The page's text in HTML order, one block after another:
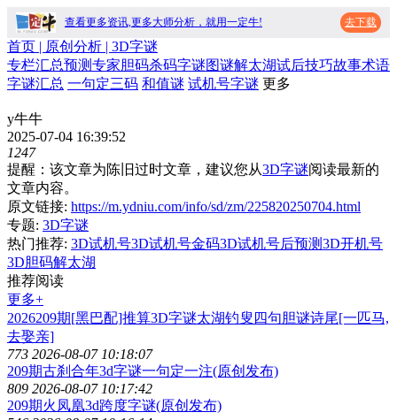
查看更多资讯,更多大师分析，就用一定牛! 去下载
首页 | 原创分析 | 3D字谜
专栏汇总预测专家胆码杀码字谜图谜解太湖试后技巧故事术语
字谜汇总 一句定三码 和值谜 试机号字谜 更多
y牛牛
2025-07-04 16:39:52
1247
提醒：该文章为陈旧过时文章，建议您从3D字谜阅读最新的
文章内容。
原文链接: https://m.ydniu.com/info/sd/zm/225820250704.html
专题: 3D字谜
热门推荐: 3D试机号3D试机号金码3D试机号后预测3D开机号
3D胆码解太湖
推荐阅读
更多+
2026209期[黑巴配]推算3D字谜太湖钓叟四句胆谜诗尾[一匹马,
去娶亲]
773 2026-08-07 10:18:07
209期古刹合年3d字谜一句定一注(原创发布)
809 2026-08-07 10:17:42
209期火凤凰3d跨度字谜(原创发布)